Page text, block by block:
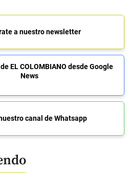
a nuestro newsletter
EL COLOMBIANO desde Google
News
canal de Whatsapp